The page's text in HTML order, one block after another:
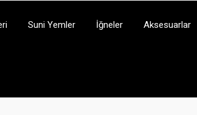
Suni Yemler İğneler Aksesuarlar